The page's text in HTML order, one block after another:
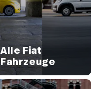
Alle Fiat
Fahrzeuge